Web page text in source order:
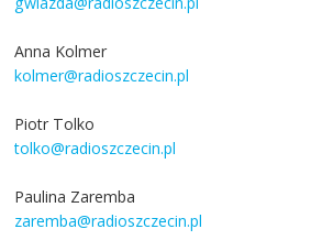
Anna Kolmer
kolmer@radioszczecin.pl
Piotr Tolko
tolko@radioszczecin.pl
Paulina Zaremba
zaremba@radioszczecin.pl